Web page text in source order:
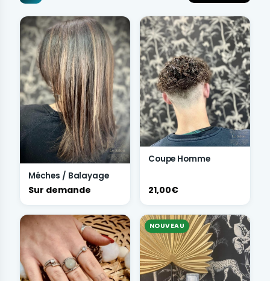
Méches / Balayage
Sur demande
Coupe Homme
21,00€
NOUVEAU